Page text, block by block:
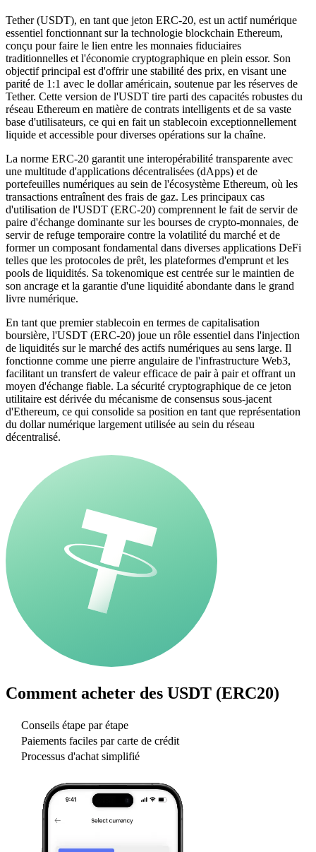
Tether (USDT), en tant que jeton ERC-20, est un actif numérique
essentiel fonctionnant sur la technologie blockchain Ethereum,
conçu pour faire le lien entre les monnaies fiduciaires
traditionnelles et l'économie cryptographique en plein essor. Son
objectif principal est d'offrir une stabilité des prix, en visant une
parité de 1:1 avec le dollar américain, soutenue par les réserves de
Tether. Cette version de l'USDT tire parti des capacités robustes du
réseau Ethereum en matière de contrats intelligents et de sa vaste
base d'utilisateurs, ce qui en fait un stablecoin exceptionnellement
liquide et accessible pour diverses opérations sur la chaîne.
La norme ERC-20 garantit une interopérabilité transparente avec
une multitude d'applications décentralisées (dApps) et de
portefeuilles numériques au sein de l'écosystème Ethereum, où les
transactions entraînent des frais de gaz. Les principaux cas
d'utilisation de l'USDT (ERC-20) comprennent le fait de servir de
paire d'échange dominante sur les bourses de crypto-monnaies, de
servir de refuge temporaire contre la volatilité du marché et de
former un composant fondamental dans diverses applications DeFi
telles que les protocoles de prêt, les plateformes d'emprunt et les
pools de liquidités. Sa tokenomique est centrée sur le maintien de
son ancrage et la garantie d'une liquidité abondante dans le grand
livre numérique.
En tant que premier stablecoin en termes de capitalisation
boursière, l'USDT (ERC-20) joue un rôle essentiel dans l'injection
de liquidités sur le marché des actifs numériques au sens large. Il
fonctionne comme une pierre angulaire de l'infrastructure Web3,
facilitant un transfert de valeur efficace de pair à pair et offrant un
moyen d'échange fiable. La sécurité cryptographique de ce jeton
utilitaire est dérivée du mécanisme de consensus sous-jacent
d'Ethereum, ce qui consolide sa position en tant que représentation
du dollar numérique largement utilisée au sein du réseau
décentralisé.
Comment acheter des USDT (ERC20)
Conseils étape par étape
Paiements faciles par carte de crédit
Processus d'achat simplifié